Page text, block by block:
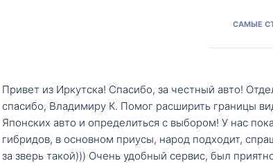
САМЫЕ
Привет из Иркутска! Спасибо, за честный авто!
спасибо, Владимиру К. Помог расширить границы
Японских авто и определиться с выбором! У нас
гибридов, в основном приусы, народ подходит,
за зверь такой))) Очень удобный сервис, был